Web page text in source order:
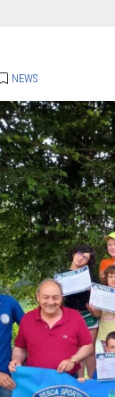
NEWS